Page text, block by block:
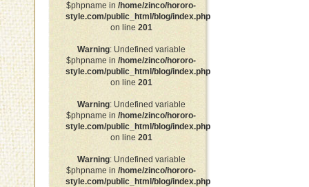
$phpname in /home/zinco/hororo-
style.com/public_html/blog/index.php
on line 201
Warning: Undefined variable
$phpname in /home/zinco/hororo-
style.com/public_html/blog/index.php
on line 201
Warning: Undefined variable
$phpname in /home/zinco/hororo-
style.com/public_html/blog/index.php
on line 201
Warning: Undefined variable
$phpname in /home/zinco/hororo-
style.com/public_html/blog/index.php